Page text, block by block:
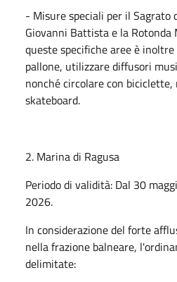
- Misure speciali per il Sagrato
Giovanni Battista e la Rotonda
queste specifiche aree è
pallone, utilizzare diffusori
nonché circolare con
skateboard.
2. Marina di Ragusa
Periodo di validità: Dal 30
2026.
In considerazione del forte
nella frazione balneare,
delimitate: